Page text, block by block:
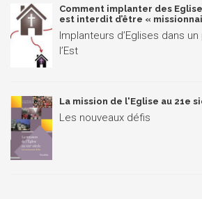
Comment implanter des
est interdit d’être «
Implanteurs d’Eglises dans un
l’Est
La mission de l'Eglise au 21e
Les nouveaux défis